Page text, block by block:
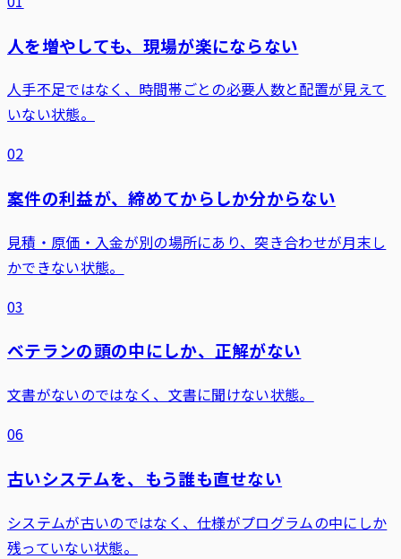
人を増やしても、現場が楽にならない
人手不足ではなく、時間帯ごとの必要人数と配置が見えて
いない状態。
02
案件の利益が、締めてからしか分からない
見積・原価・入金が別の場所にあり、突き合わせが月末し
かできない状態。
03
ベテランの頭の中にしか、正解がない
文書がないのではなく、文書に聞けない状態。
06
古いシステムを、もう誰も直せない
システムが古いのではなく、仕様がプログラムの中にしか
残っていない状態。